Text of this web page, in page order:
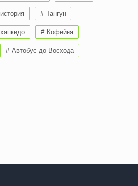
история Тангун
хапкидо Кофейня
Автобус до Восхода